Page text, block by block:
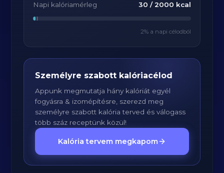
Napi kalóriamérleg 30 / 2000 kcal
2% a napi célodból
Személyre szabott kalóriacélod
Appunk megmutatja hány kalóriát egyél
fogyásra & izomépítésre, szerezd meg
személyre szabott kalória terved és válogass
több száz receptünk közül!
Kalória tervem megkapom